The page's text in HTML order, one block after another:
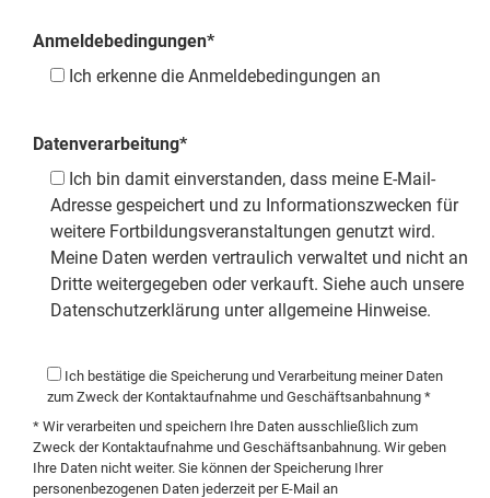
Anmeldebedingungen*
Ich erkenne die Anmeldebedingungen an
Datenverarbeitung*
Ich bin damit einverstanden, dass meine E-Mail-
Adresse gespeichert und zu Informationszwecken für
weitere Fortbildungsveranstaltungen genutzt wird.
Meine Daten werden vertraulich verwaltet und nicht an
Dritte weitergegeben oder verkauft. Siehe auch unsere
Datenschutzerklärung unter allgemeine Hinweise.
Ich bestätige die Speicherung und Verarbeitung meiner Daten
zum Zweck der Kontaktaufnahme und Geschäftsanbahnung *
* Wir verarbeiten und speichern Ihre Daten ausschließlich zum
Zweck der Kontaktaufnahme und Geschäftsanbahnung. Wir geben
Ihre Daten nicht weiter. Sie können der Speicherung Ihrer
personenbezogenen Daten jederzeit per E-Mail an